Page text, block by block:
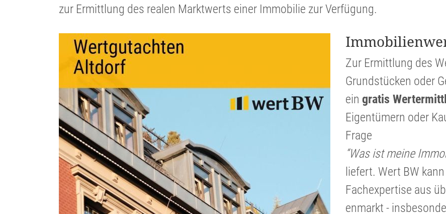
zur Ermitt­lung des realen Markt­werts einer Immobilie zur Verfügung.
Zur Ermitt­lung des
Grund­stücken oder
ein gratis
Eigen­tü­mern oder
Frage
“Was ist meine
liefert. Wert BW
Fachex­per­tise aus
en­markt -